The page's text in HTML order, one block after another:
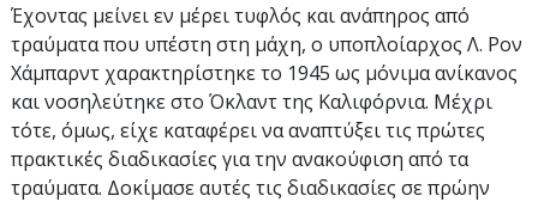
Έχοντας μείνει εν μέρει τυφλός και ανάπηρος από
τραύματα που υπέστη στη μάχη, ο υποπλοίαρχος Λ. Ρον
Χάμπαρντ χαρακτηρίστηκε το 1945 ως μόνιμα ανίκανος
και νοσηλεύτηκε στο Όκλαντ της Καλιφόρνια. Μέχρι
τότε, όμως, είχε καταφέρει να αναπτύξει τις πρώτες
πρακτικές διαδικασίες για την ανακούφιση από τα
τραύματα. Δοκίμασε αυτές τις διαδικασίες σε πρώην